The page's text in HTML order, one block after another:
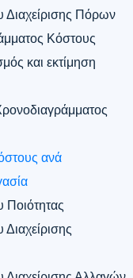
Διαχείρισης Πόρων
Κόστους
και εκτίμηση
ανά
Ποιότητας